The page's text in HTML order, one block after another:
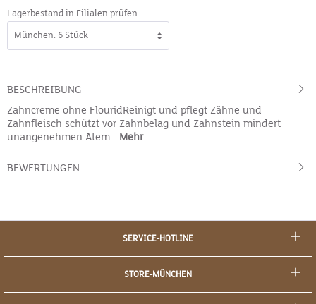
Lagerbestand in Filialen prüfen:
BESCHREIBUNG
Zahncreme ohne FlouridReinigt und pflegt Zähne und
Zahnfleisch schützt vor Zahnbelag und Zahnstein mindert
unangenehmen Atem… Mehr
BEWERTUNGEN
SERVICE-HOTLINE
STORE-MÜNCHEN